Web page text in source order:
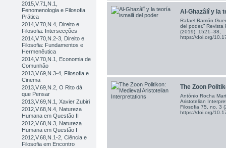
2015,V.71,N.1,
Fenomenologia e Filosofia
Prática
2014,V.70,N.4, Direito e
Filosofia: Intersecções
2014,V.70,N.2-3, Direito e
Filosofia: Fundamentos e
Hermenêutica
2014,V.70,N.1, Economia de
Comunhão
2013,V.69,N.3-4, Filosofia e
Cinema
2013,V.69,N.2, O Rito dá
que Pensar
2013,V.69,N.1, Xavier Zubiri
2012,V.68,N.4, Natureza
Humana em Questão II
2012,V.68,N.3, Natureza
Humana em Questão I
2012,V.68,N.1-2, Ciência e
Filosofia em Encontro
Al-Ghazâlî y la
Rafael Ramón
del poder,”
(2019): 1521–38,
https://doi.org/
The Zoon
António Rocha
Aristotelian
Filosofia 75, no. 3
https://doi.org/